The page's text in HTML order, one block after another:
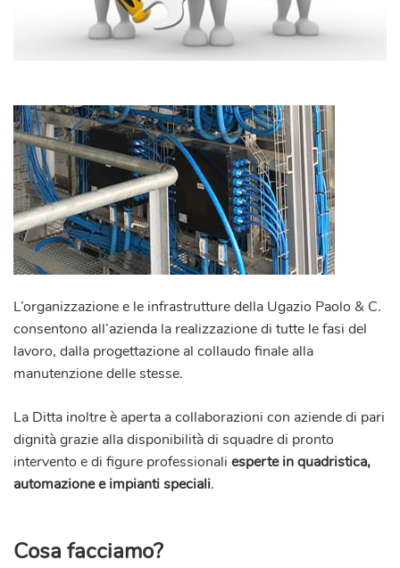
L’organizzazione e le infrastrutture della Ugazio Paolo & C.
consentono all’azienda la realizzazione di tutte le fasi del
lavoro, dalla progettazione al collaudo finale alla
manutenzione delle stesse.
La Ditta inoltre è aperta a collaborazioni con aziende di pari
dignità grazie alla disponibilità di squadre di pronto
intervento e di figure professionali esperte in quadristica,
automazione e impianti speciali.
Cosa facciamo?